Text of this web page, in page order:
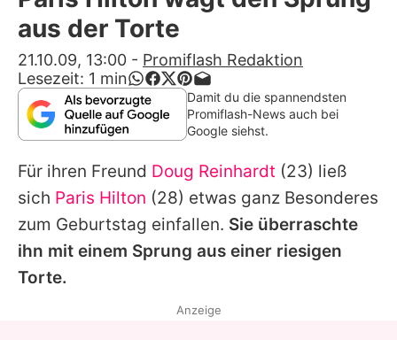
Alle Themen auf Promiflash
App runterladen
Team
Redaktionelle Richtlinien
Impressum
Datenschutzerklärung
Utiq verwalten
aus der Torte
21.10.09, 13:00 - Promiflash Redaktion
Lesezeit: 1 min
Damit du die spannendsten
Promiflash-News auch bei
Google siehst.
Für ihren Freund Doug Reinhardt (23) ließ
sich Paris Hilton (28) etwas ganz Besonderes
zum Geburtstag einfallen. Sie überraschte
ihn mit einem Sprung aus einer riesigen
Torte.
Anzeige